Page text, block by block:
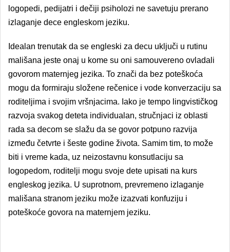
logopedi, pedijatri i dečiji psiholozi ne savetuju prerano
izlaganje dece engleskom jeziku.
Idealan trenutak da se engleski za decu uključi u rutinu
mališana jeste onaj u kome su oni samouvereno ovladali
govorom maternjeg jezika. To znači da bez poteškoća
mogu da formiraju složene rečenice i vode konverzaciju sa
roditeljima i svojim vršnjacima. Iako je tempo lingvističkog
razvoja svakog deteta individualan, stručnjaci iz oblasti
rada sa decom se slažu da se govor potpuno razvija
između četvrte i šeste godine života. Samim tim, to može
biti i vreme kada, uz neizostavnu konsutlaciju sa
logopedom, roditelji mogu svoje dete upisati na kurs
engleskog jezika. U suprotnom, prevremeno izlaganje
mališana stranom jeziku može izazvati konfuziju i
poteškoće govora na maternjem jeziku.